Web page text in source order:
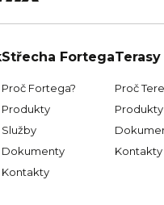
Střecha Fortega
Proč Fortega?
Produkty
Služby
Dokumenty
Kontakty
Proč
Kontakty